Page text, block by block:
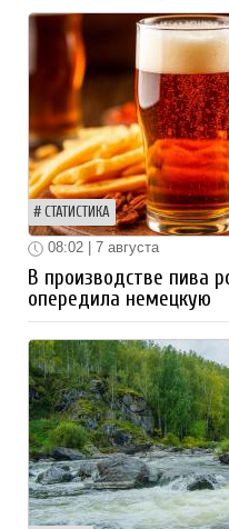
СТАТИСТИКА
08:02 | 7 августа
В производстве пива
опередила немецкую